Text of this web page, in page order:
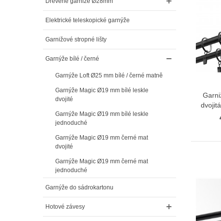
Elektrické teleskopické garnýže
Garnižové stropné lišty
Garnýže bílé / černé
Garnýže Loft Ø25 mm bílé / černé matně
Garnýže Magic Ø19 mm bílé leskle
dvojité
Garnýže Magic Ø19 mm bílé leskle
jednoduché
Garnýže Magic Ø19 mm černé mat
dvojité
Garnýže Magic Ø19 mm černé mat
jednoduché
Garnýže do sádrokartonu
Hotové závesy